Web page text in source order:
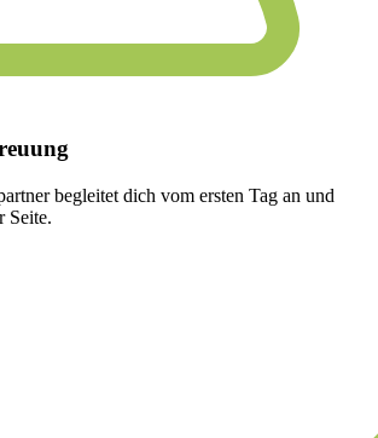
begleitet dich vom ersten Tag an und
Seite.